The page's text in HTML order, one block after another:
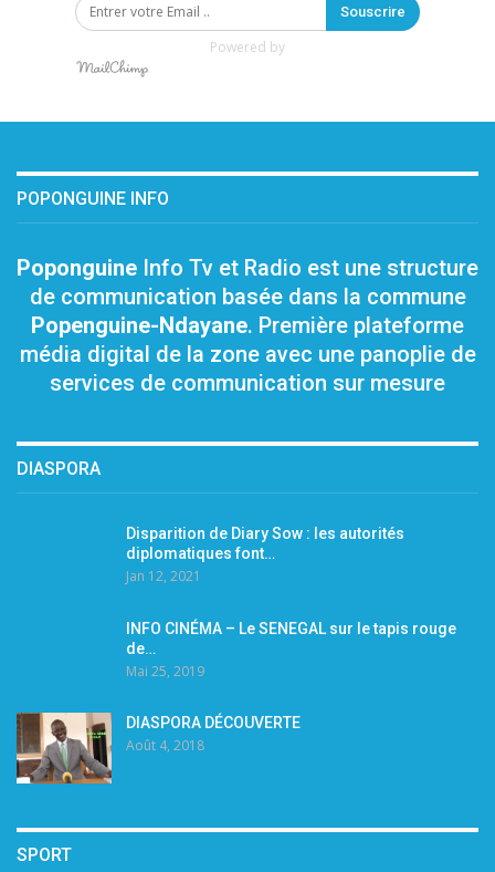
Souscrire
Powered by
POPONGUINE INFO
Poponguine Info Tv et Radio est une structure
de communication basée dans la commune
Popenguine-Ndayane. Première plateforme
média digital de la zone avec une panoplie de
services de communication sur mesure
DIASPORA
Disparition de Diary Sow : les autorités
diplomatiques font…
Jan 12, 2021
INFO CINÉMA – Le SENEGAL sur le tapis rouge
de…
Mai 25, 2019
DIASPORA DÉCOUVERTE
Août 4, 2018
SPORT